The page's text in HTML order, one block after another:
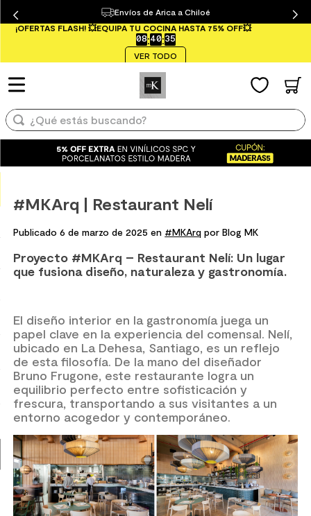
Envíos de Arica a Chiloé
¡OFERTAS FLASH! 💥EQUIPA TU COCINA HASTA 75% OFF💥
08:40:35
VER TODO
¿Qué estás buscando?
TÉRMINOS MÁS BUSCADOS
2. mampara
5. espejo
7. piso vinilico
8. receptaculo
9. spc
10. columna ducha
¿Qué estás buscando?
TÉRMINOS MÁS BUSCADOS
2.
3. lavaplatos
4. ceramica muro
espejo
7. piso vinilico
8. receptaculo
9. spc
#MKArq | Restaurant Nelí
Publicado 6 de marzo de 2025 en #MKArq por Blog MK
Proyecto #MKArq – Restaurant Nelí: Un lugar
que fusiona diseño, naturaleza y gastronomía.
El diseño interior en la gastronomía juega un
papel clave en la experiencia del comensal. Nelí,
ubicado en La Dehesa, Santiago, es un reflejo
de esta filosofía. De la mano del diseñador
Bruno Frugone, este restaurante logra un
equilibrio perfecto entre sofisticación y
frescura, transportando a sus visitantes a un
entorno acogedor y contemporáneo.